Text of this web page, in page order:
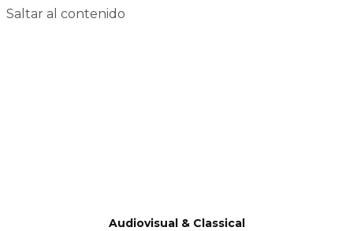
Saltar al contenido
Audiovisual & Classical